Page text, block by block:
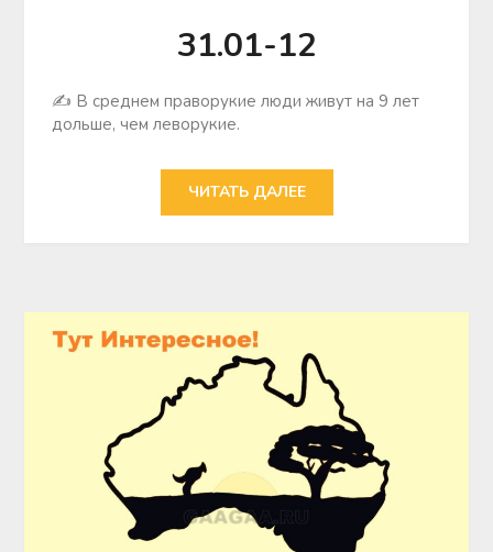
31.01-12
✍ В среднем праворукие люди живут на 9 лет
дольше, чем леворукие.
ЧИТАТЬ ДАЛЕЕ